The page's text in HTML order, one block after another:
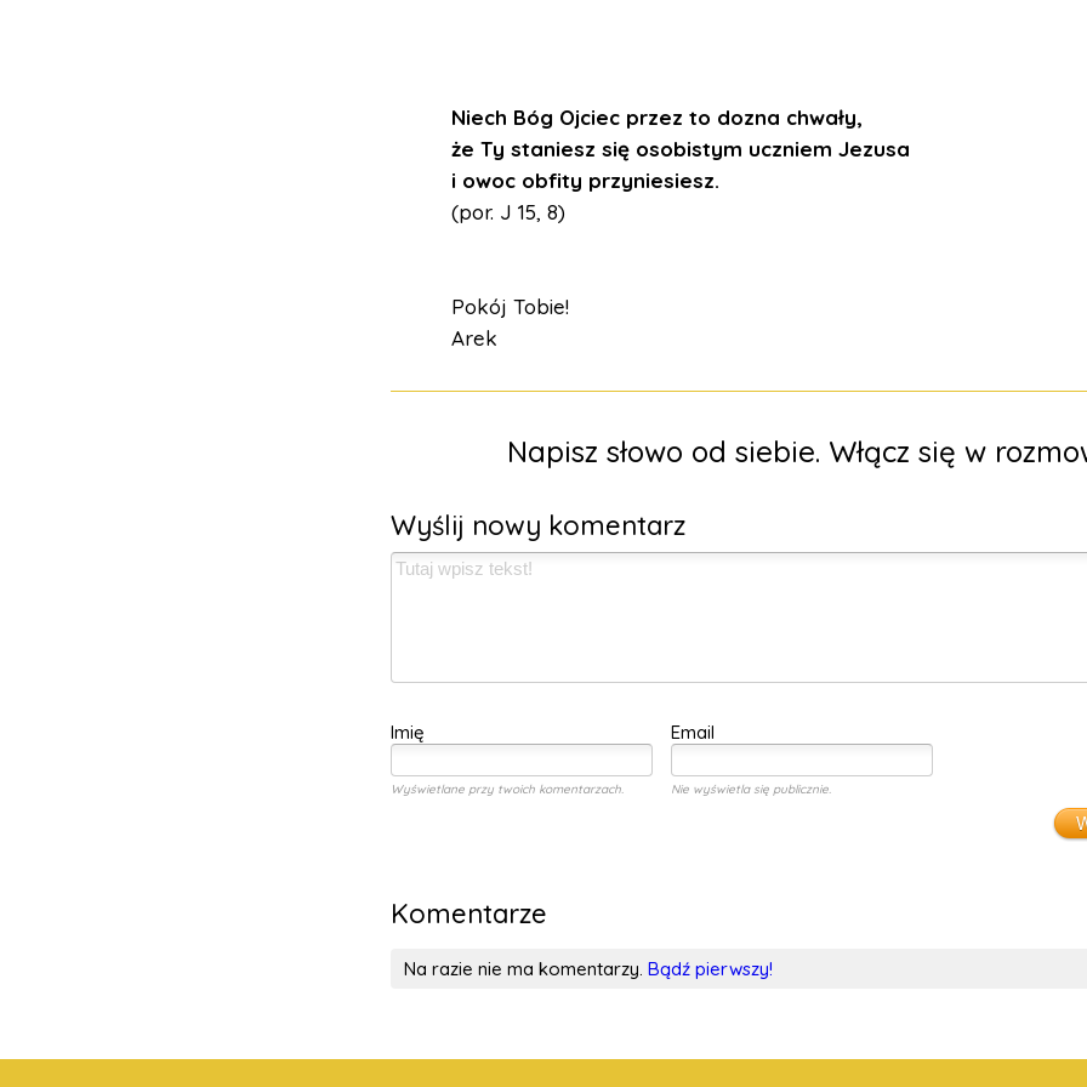
Niech Bóg Ojciec przez to dozna chwały,
że Ty staniesz się osobistym uczniem Jezusa
i owoc obfity przyniesiesz.
(por. J 15, 8)
Pokój Tobie!
Arek
Napisz słowo od siebie. Włącz się w
Komentarze
Na razie nie ma komentarzy. Bądź pierwszy!
Wyślij nowy komentarz
Imię Email
Wyświetlane przy twoich komentarzach. Nie wyświetla się publicznie.